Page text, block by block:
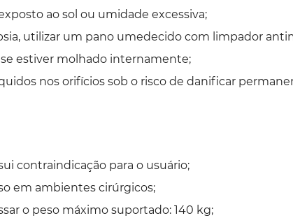
ao sol ou umidade excessiva;
utilizar um pano umedecido com limpador
estiver molhado internamente;
nos orifícios sob o risco de danificar
contraindicação para o usuário;
em ambientes cirúrgicos;
o peso máximo suportado: 140 kg;